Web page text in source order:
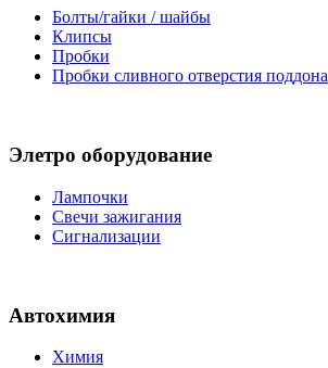
Болты/гайки / шайбы
Клипсы
Пробки
Пробки сливного отверстия поддона
Элетро оборудование
Лампочки
Свечи зажигания
Сигнализации
Автохимия
Химия